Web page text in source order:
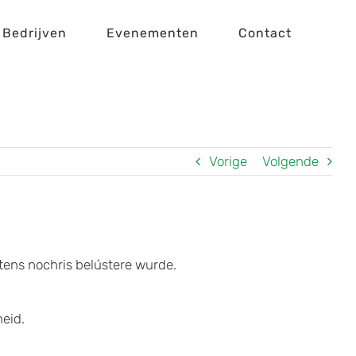
Bedrijven Evenementen Contact
Vorige Volgende
nochris belústere wurde.